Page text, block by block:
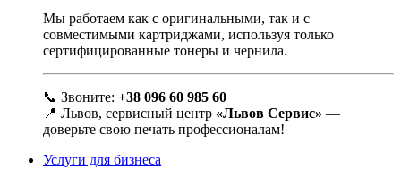
Мы работаем как с оригинальными, так и с
совместимыми картриджами, используя только
сертифицированные тонеры и чернила.
📞 Звоните: +38 096 60 985 60
📍 Львов, сервисный центр «Львов Сервис» —
доверьте свою печать профессионалам!
Услуги для бизнеса